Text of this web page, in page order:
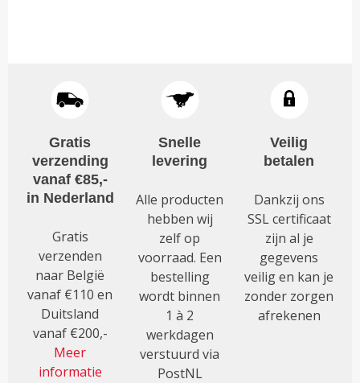
gekozen
worden
op
de
op
de
Gratis
verzending
vanaf €85,-
in Nederland
Gratis
verzenden
naar België
vanaf €110 en
Duitsland
vanaf €200,-
Meer
informatie
Snelle
levering
Alle producten
hebben wij
zelf op
voorraad. Een
bestelling
wordt binnen
1 à 2
werkdagen
verstuurd via
PostNL
Veilig
betalen
Dankzij ons
SSL certificaat
zijn al je
gegevens
veilig en kan je
zonder zorgen
afrekenen